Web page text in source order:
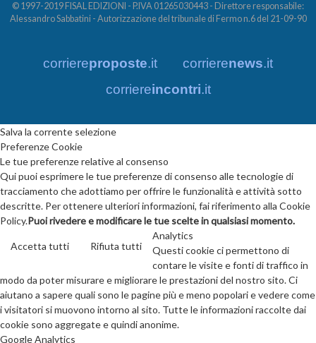
© 1997-2019 FISAL EDIZIONI - P.IVA 01265030443 - Direttore responsabile:
Alessandro Sabbatini - Autorizzazione del tribunale di Fermo n.6 del 21-09-90
corriereproposte.it corrierenews.it
corriereincontri.it
Salva la corrente selezione
Preferenze Cookie
Le tue preferenze relative al consenso
Qui puoi esprimere le tue preferenze di consenso alle tecnologie di
tracciamento che adottiamo per offrire le funzionalità e attività sotto
descritte. Per ottenere ulteriori informazioni, fai riferimento alla Cookie
Policy.Puoi rivedere e modificare le tue scelte in qualsiasi momento.
Accetta tutti Rifiuta tutti
Analytics
Questi cookie ci permettono di
contare le visite e fonti di traffico in
modo da poter misurare e migliorare le prestazioni del nostro sito. Ci
aiutano a sapere quali sono le pagine più e meno popolari e vedere come
i visitatori si muovono intorno al sito. Tutte le informazioni raccolte dai
cookie sono aggregate e quindi anonime.
Google Analytics